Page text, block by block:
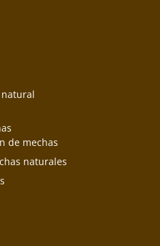
natural
de mechas
naturales